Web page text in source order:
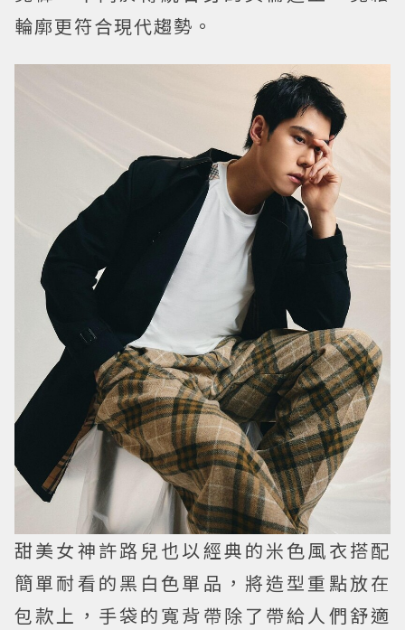
輪廓更符合現代趨勢。
甜美女神許路兒也以經典的米色風衣搭配
簡單耐看的黑白色單品，將造型重點放在
包款上，手袋的寬背帶除了帶給人們舒適